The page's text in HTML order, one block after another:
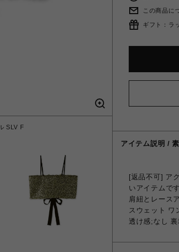
SLV F
この商品に
ギフト：ラ
アイテム説明 /
[返品不可] ア
いアイテムで
肩紐とレース
スウェット ワ
透け感;なし